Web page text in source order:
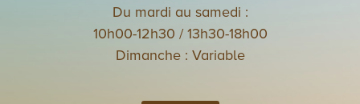
Du mardi au samedi :
10h00-12h30 / 13h30-18h00
Dimanche : Variable